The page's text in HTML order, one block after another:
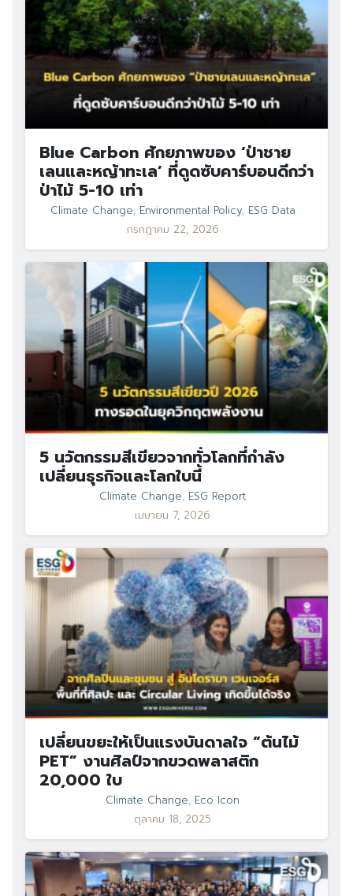
Blue Carbon ศักยภาพของ ‘ป่าชาย
เลนและหญ้าทะเล’ ที่ดูดซับคาร์บอนดีกว่า
ป่าไม้ 5-10 เท่า
Climate Change, Environmental Policy, ESG Data
กรกฎาคม 22, 2026
5 นวัตกรรมสีเขียวจากทั่วโลกที่กำลัง
เปลี่ยนธุรกิจและโลกใบนี้
Climate Change, ESG Report
เมษายน 7, 2026
เปลี่ยนขยะให้เป็นแรงบันดาลใจ “ต้นไม้
PET” งานศิลป์จากขวดพลาสติก
20,000 ใบ
Climate Change, Eco Icon
ตุลาคม 18, 2025